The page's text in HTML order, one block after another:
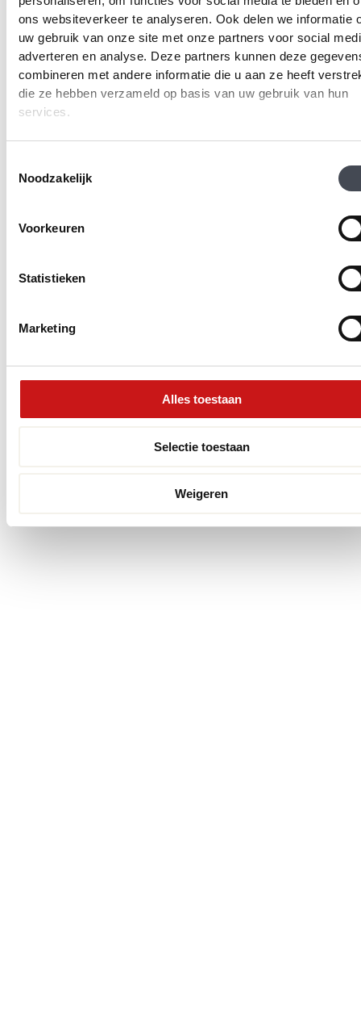
ons websiteverkeer te analyseren. Ook delen we informatie
uw gebruik van onze site met onze partners voor social
adverteren en analyse. Deze partners kunnen deze
combineren met andere informatie die u aan ze heeft
die ze hebben verzameld op basis van uw gebruik van hun
services.
Noodzakelijk
Voorkeuren
Statistieken
Marketing
Alles toestaan
Selectie toestaan
Weigeren